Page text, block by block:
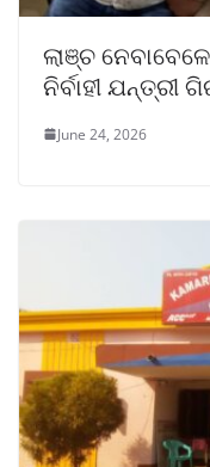
ଲାଞ୍ଚ
ନିର୍ବାହୀ ଯନ୍ତ୍ରୀ
June 24, 2026